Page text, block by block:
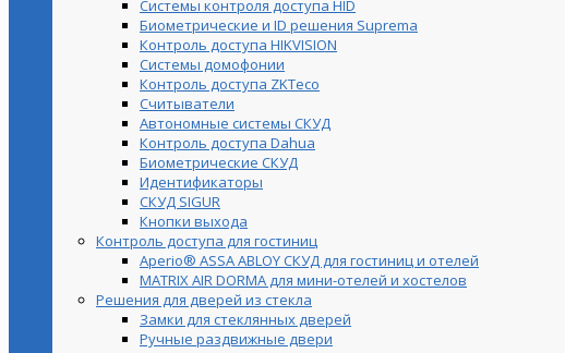
Системы контроля доступа HID
Биометрические и ID решения Suprema
Контроль доступа HIKVISION
Системы домофонии
Контроль доступа ZKTeco
Считыватели
Автономные системы СКУД
Контроль доступа Dahua
Биометрические СКУД
Идентификаторы
СКУД SIGUR
Кнопки выхода
Контроль доступа для гостиниц
Aperio® ASSA ABLOY СКУД для гостиниц и отелей
MATRIX AIR DORMA для мини-отелей и хостелов
Решения для дверей из стекла
Замки для стеклянных дверей
Ручные раздвижные двери